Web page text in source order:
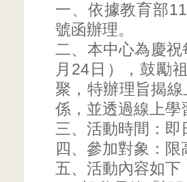
一、依據教育部
號函辦理。
二、本中心為慶
月24日），鼓勵
聚，特辦理旨揭
係，並透過線上學
三、活動時間：
四、參加對象：
五、活動內容如下